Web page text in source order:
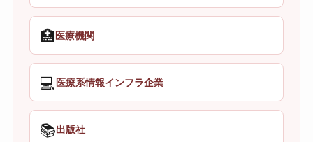
🏥医療機関
💻医療系情報インフラ企業
📚出版社